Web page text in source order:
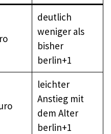
deutlich
weniger als
bisher
berlin+1
leichter
Anstieg mit
dem Alter
berlin+1